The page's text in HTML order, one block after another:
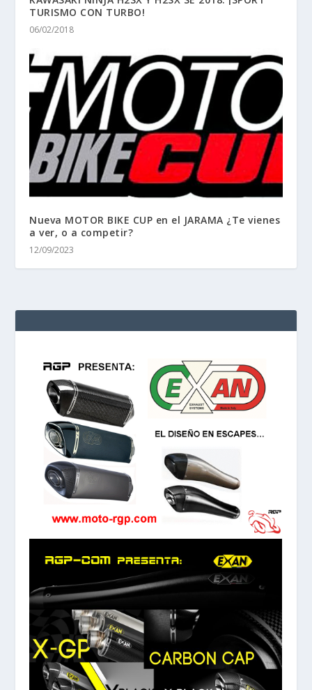
TURISMO CON TURBO!
06/02/2018
Nueva MOTOR BIKE CUP en el JARAMA ¿Te vienes
a ver, o a competir?
12/09/2023